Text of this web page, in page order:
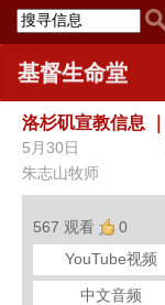
基督生命堂
洛杉矶宣教信息
5月30日
朱志山牧师
567 观看
0
YouTube视频
中文音频